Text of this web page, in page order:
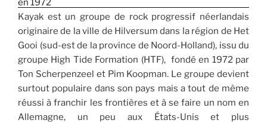
Kayak est un groupe de rock progressif néerlandais
originaire de la ville de Hilversum dans la région de Het
Gooi (sud-est de la province de Noord-Holland), issu du
groupe High Tide Formation (HTF), fondé en 1972 par
Ton Scherpenzeel et Pim Koopman. Le groupe devient
surtout populaire dans son pays mais a tout de même
réussi à franchir les frontières et à se faire un nom en
Allemagne, un peu aux États-Unis et plus